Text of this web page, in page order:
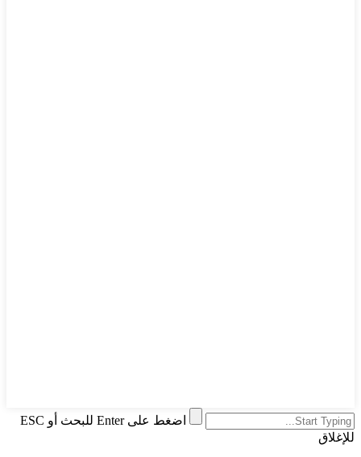
اضغط على Enter للبحث أو ESC
للإغلاق